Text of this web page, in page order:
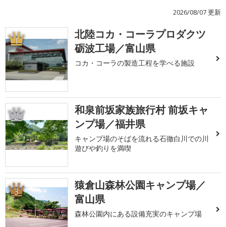
2026/08/07 更新
1
北陸コカ・コーラプロダクツ
砺波工場／富山県
コカ・コーラの製造工程を学べる施設
2
和泉前坂家族旅行村 前坂キャ
ンプ場／福井県
キャンプ場のそばを流れる石徹白川での川
遊びや釣りを満喫
3
猿倉山森林公園キャンプ場／
富山県
森林公園内にある設備充実のキャンプ場